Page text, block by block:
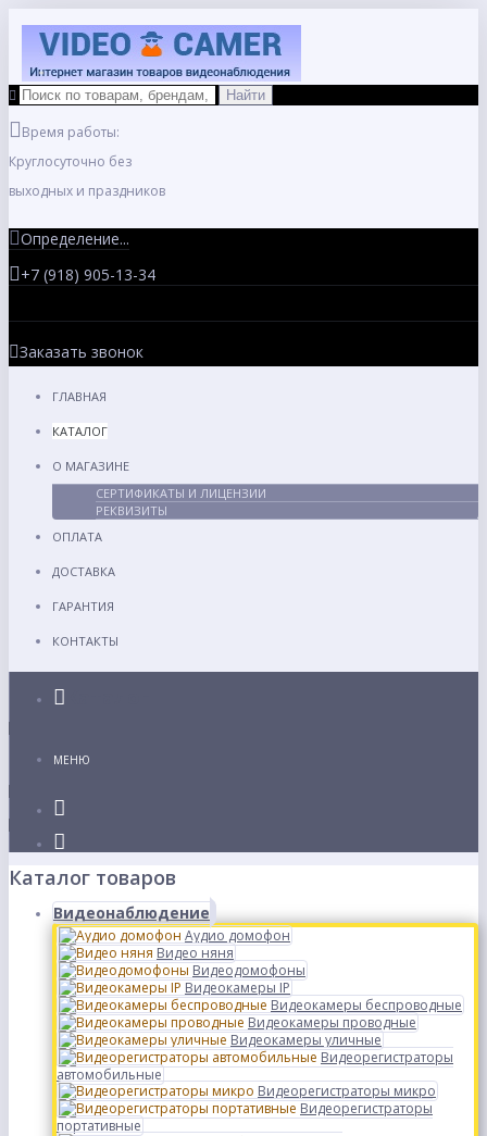
Время работы:
Круглосуточно без
выходных и праздников
Определение...
+7 (918) 905-13-34
Заказать звонок
ГЛАВНАЯ
КАТАЛОГ
О МАГАЗИНЕ
СЕРТИФИКАТЫ И ЛИЦЕНЗИИ
РЕКВИЗИТЫ
ОПЛАТА
ДОСТАВКА
ГАРАНТИЯ
КОНТАКТЫ
МЕНЮ
Каталог товаров
Видеонаблюдение
Аудио домофон
Видео няня
Видеодомофоны
Видеокамеры IP
Видеокамеры беспроводные
Видеокамеры проводные
Видеокамеры уличные
Видеорегистраторы
автомобильные
Видеорегистраторы микро
Видеорегистраторы
портативные